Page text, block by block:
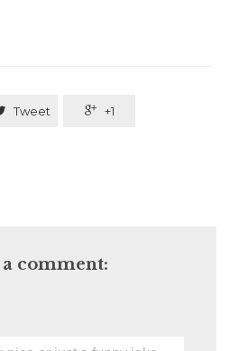
Tweet  +1
comment: